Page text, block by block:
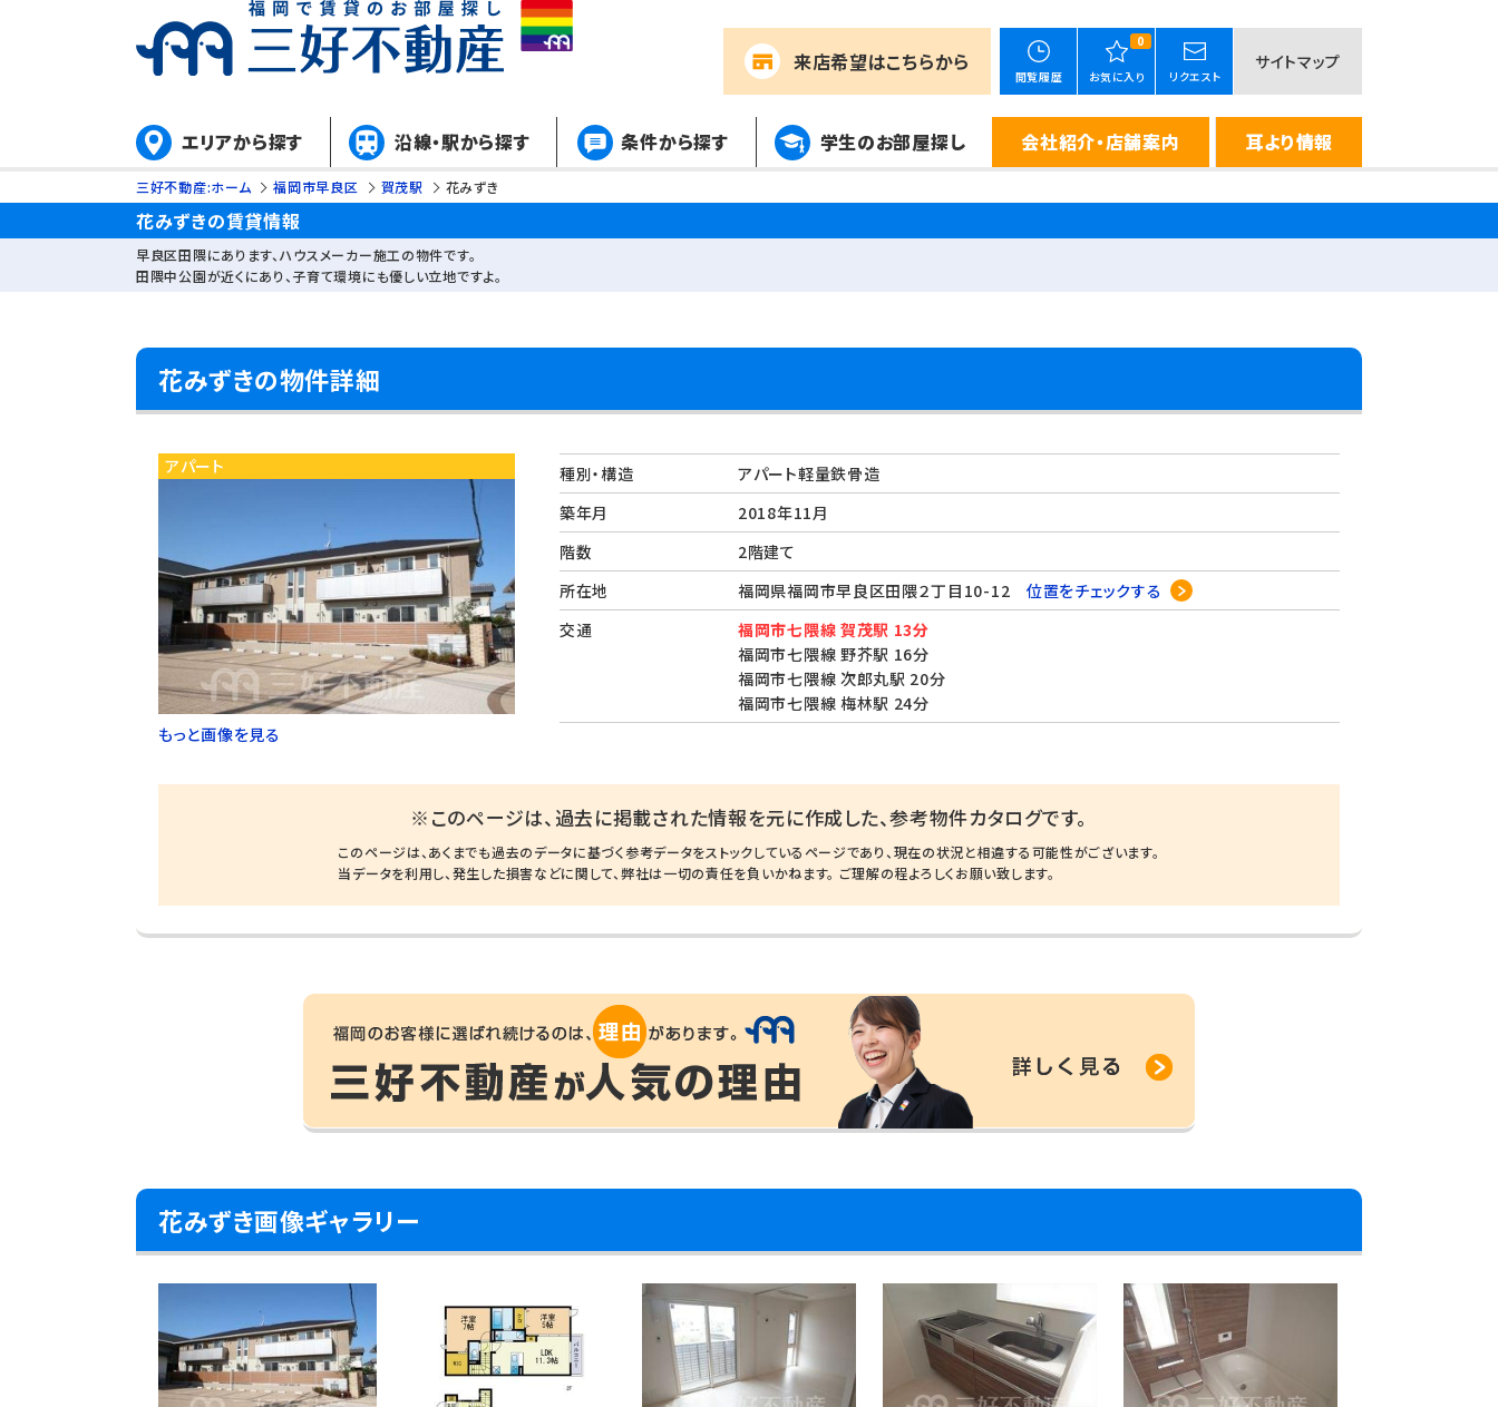
来店希望はこちらから
閲覧履歴
0
お気に入り リクエスト
サイトマップ
エリアから探す 沿線・駅から探す 条件から探す 学生のお部屋探し 会社紹介・店舗案内 耳より情報
三好不動産:ホーム 福岡市早良区 賀茂駅 花みずき
花みずきの賃貸情報
早良区田隈にあります、ハウスメーカー施工の物件です。
田隈中公園が近くにあり、子育て環境にも優しい立地ですよ。
花みずきの物件詳細
アパート
もっと画像を見る
種別・構造
アパート軽量鉄骨造
築年月
2018年11月
階数
2階建て
所在地
福岡県福岡市早良区田隈２丁目10-12 位置をチェックする
交通
福岡市七隈線 賀茂駅 13分
福岡市七隈線 野芥駅 16分
福岡市七隈線 次郎丸駅 20分
福岡市七隈線 梅林駅 24分
※このページは、過去に掲載された情報を元に作成した、参考物件カタログです。
このページは、あくまでも過去のデータに基づく参考データをストックしているページであり、現在の状況と相違する可能性がございます。
当データを利用し、発生した損害などに関して、弊社は一切の責任を負いかねます。 ご理解の程よろしくお願い致します。
花みずき画像ギャラリー